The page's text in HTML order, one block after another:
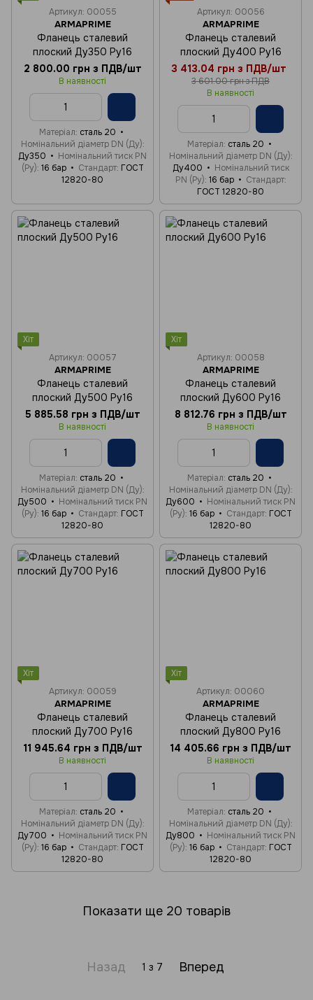
Артикул: 00055
ARMAPRIME
Фланець сталевий
плоский Ду350 Ру16
2 800.00 грн з ПДВ/шт
В наявності
Матеріал сталь 20
Номінальний діаметр DN (Ду)
Ду350
Номінальний тиск PN
(Ру) 16 бар Стандарт ГОСТ
12820-80
Артикул: 00056
ARMAPRIME
Фланець сталевий
плоский Ду400 Ру16
3 413.04 грн з ПДВ/шт
3 601.00 грн з ПДВ
В наявності
Матеріал сталь 20
Номінальний діаметр DN (Ду)
Ду400
Номінальний тиск
PN (Ру) 16 бар
Стандарт
ГОСТ 12820-80
Хіт
Артикул: 00057
ARMAPRIME
Фланець сталевий
плоский Ду500 Ру16
5 885.58 грн з ПДВ/шт
В наявності
Матеріал сталь 20
Номінальний діаметр DN (Ду)
Ду500
Номінальний тиск PN
(Ру) 16 бар Стандарт ГОСТ
12820-80
Хіт
Артикул: 00058
ARMAPRIME
Фланець сталевий
плоский Ду600 Ру16
8 812.76 грн з ПДВ/шт
В наявності
Матеріал сталь 20
Номінальний діаметр DN (Ду)
Ду600
Номінальний тиск PN
(Ру) 16 бар Стандарт ГОСТ
12820-80
Хіт
Артикул: 00059
ARMAPRIME
Фланець сталевий
плоский Ду700 Ру16
11 945.64 грн з ПДВ/шт
В наявності
Матеріал сталь 20
Номінальний діаметр DN (Ду)
Ду700
Номінальний тиск PN
(Ру) 16 бар Стандарт ГОСТ
12820-80
Хіт
Артикул: 00060
ARMAPRIME
Фланець сталевий
плоский Ду800 Ру16
14 405.66 грн з ПДВ/шт
В наявності
Матеріал сталь 20
Номінальний діаметр DN (Ду)
Ду800
Номінальний тиск PN
(Ру) 16 бар Стандарт ГОСТ
12820-80
Показати ще 20 товарів
Назад 1 з 7 Вперед